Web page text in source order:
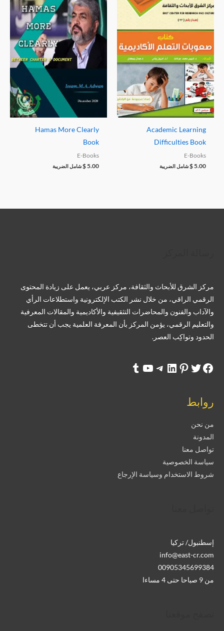
Academic Learning
Difficulties Book
E-Books
$5.00 شامل الضريبة
Hamas More Clearly
Book
E-Books
$5.00 شامل الضريبة
مركز الشرق للأبحاث والثقافة، مركز عربي، يعمل على زيادة المحتوى
الرقمي الراقي، من خلال نشر الكتب الإلكترونية واستطلاعات الرأي
والآداب والفنون والمحاضرات التثقيفية والأكاديمية والمقالات المعرفية
والتعليم الرقمي، يؤمن المركز بأن المعرفة العلمية يجب أن تتخطى
الحدود وتواكِب العصر.
روابط
من نحن
المدونة
تواصل معنا
سياسة الخصوصية
شروط الاستخدام وسياسة الإرجاع
إسطنبول/ تركيا
info@east-cr.com
00905345699384
من 9 صباحا حتى 4 مساءا